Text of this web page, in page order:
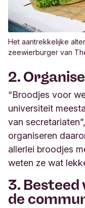
Het aantrekkelijke
zeewierburger van
2.
“Broodjes voor
universiteit
van
organiseren
allerlei broodjes
weten ze wat
3.
de